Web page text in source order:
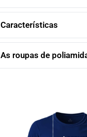
Características
As roupas de